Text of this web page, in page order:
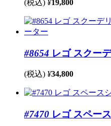
(税込) ¥19,800
#8654 レゴ スクー
(税込) ¥34,800
#7470 レゴ スペー